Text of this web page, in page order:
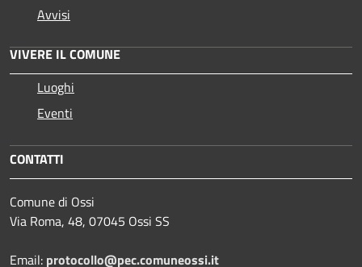
Avvisi
VIVERE IL COMUNE
Luoghi
Eventi
CONTATTI
Comune di Ossi
Via Roma, 48, 07045 Ossi SS
Email: protocollo@pec.comuneossi.it